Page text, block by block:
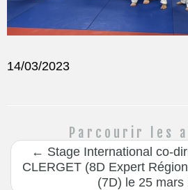
14/03/2023
Parcourir les
← Stage International co-
CLERGET (8D Expert
(7D) le 25 mars